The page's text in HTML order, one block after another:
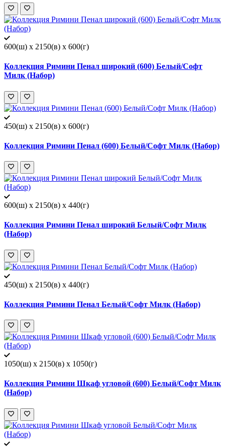
600(ш) x 2150(в) x 600(г)
Коллекция Римини Пенал широкий (600) Белый/Софт
Милк (Набор)
450(ш) x 2150(в) x 600(г)
Коллекция Римини Пенал (600) Белый/Софт Милк (Набор)
600(ш) x 2150(в) x 440(г)
Коллекция Римини Пенал широкий Белый/Софт Милк
(Набор)
450(ш) x 2150(в) x 440(г)
Коллекция Римини Пенал Белый/Софт Милк (Набор)
1050(ш) x 2150(в) x 1050(г)
Коллекция Римини Шкаф угловой (600) Белый/Софт Милк
(Набор)